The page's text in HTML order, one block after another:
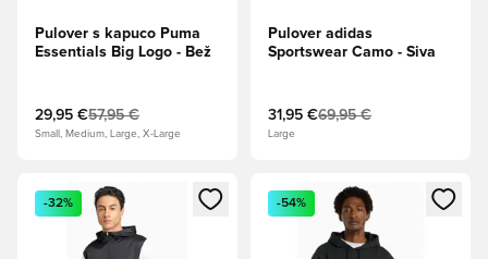
Pulover s kapuco Puma
Essentials Big Logo - Bež
29,95 €57,95 €
Small, Medium, Large, X-Large
Pulover adidas
Sportswear Camo - Siva
31,95 €69,95 €
Large
Odpre Modal za prijavo ali vpis kot član
-32%
Odpre Modal za prijavo ali
-54%